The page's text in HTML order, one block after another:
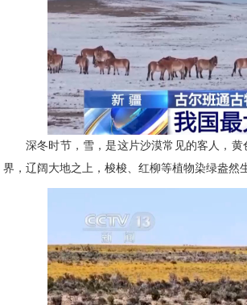
深冬时节，雪，是这片沙漠常见的客人，
界，辽阔大地之上，梭梭、红柳等植物染绿盎然